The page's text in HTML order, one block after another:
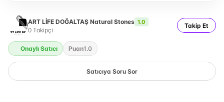
ART LİFE DOĞALTAŞ Natural Stones 1.0
0 Takipçi
Takip Et
Onaylı Satıcı Puan1.0
Satıcıya Soru Sor